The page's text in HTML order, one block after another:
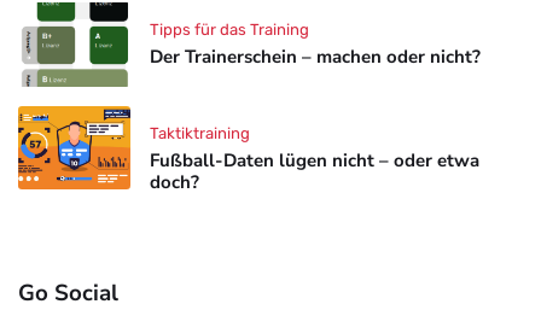
Der Trainerschein – machen oder nicht?
Tipps für das Training
Fußball-Daten lügen nicht – oder etwa
doch?
Taktiktraining
Go Social